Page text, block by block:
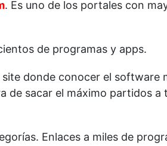
. Es uno de los portales con
de programas y apps.
donde conocer el software
de sacar el máximo partidos a
Enlaces a miles de